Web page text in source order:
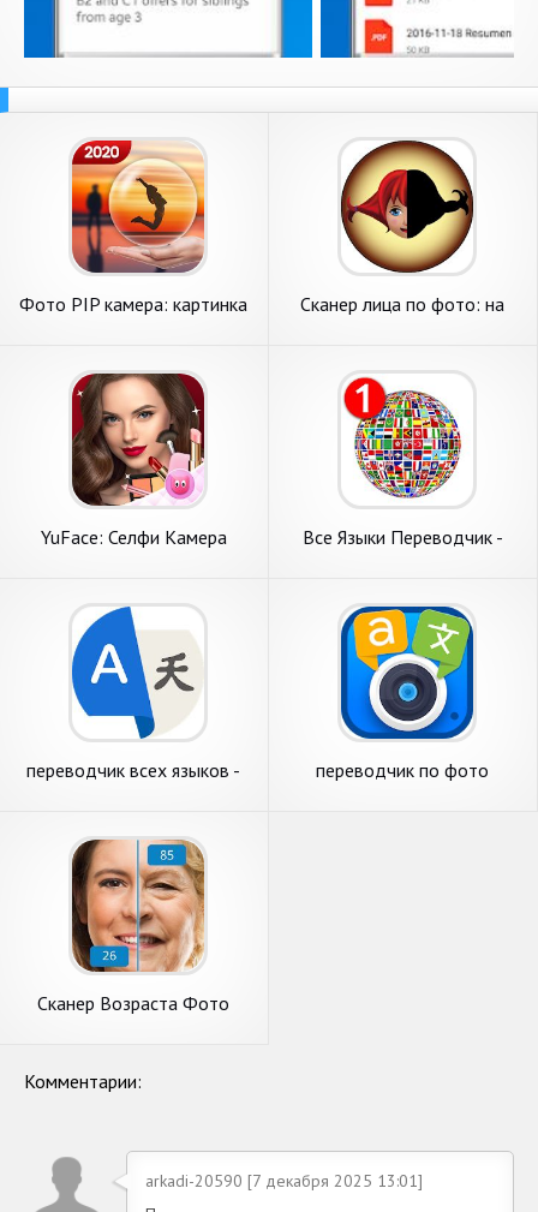
Фото PIP камера: картинка
Сканер лица по фото: на
YuFace: Селфи Камера
Все Языки Переводчик -
переводчик всех языков -
переводчик по фото
Сканер Возраста Фото
Комментарии:
arkadi-20590 [7 декабря 2025 13:01]